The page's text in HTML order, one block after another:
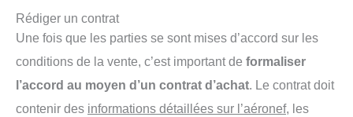
Rédiger un contrat
Une fois que les parties se sont mises d’accord sur les
conditions de la vente, c’est important de formaliser
l’accord au moyen d’un contrat d’achat . Le contrat doit
contenir des informations détaillées sur l’aéronef, les